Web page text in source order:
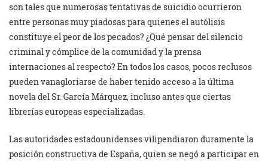
son tales que numerosas tentativas de suicidio ocurrieron
entre personas muy piadosas para quienes el autólisis
constituye el peor de los pecados? ¿Qué pensar del silencio
criminal y cómplice de la comunidad y la prensa
internaciones al respecto? En todos los casos, pocos reclusos
pueden vanagloriarse de haber tenido acceso a la última
novela del Sr. García Márquez, incluso antes que ciertas
librerías europeas especializadas.
Las autoridades estadounidenses vilipendiaron duramente la
posición constructiva de España, quien se negó a participar en